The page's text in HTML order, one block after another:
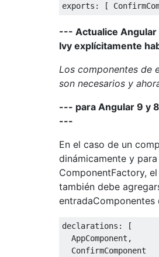
exports : [
--- Actualice Angular
Ivy explícitamente
Los componentes de
son necesarios y
--- para Angular 9 y
---
En el caso de un
dinámicamente y
ComponentFactory,
también debe
entradaComponentes
declarations :
[
AppComponent ,
ConfirmComponent